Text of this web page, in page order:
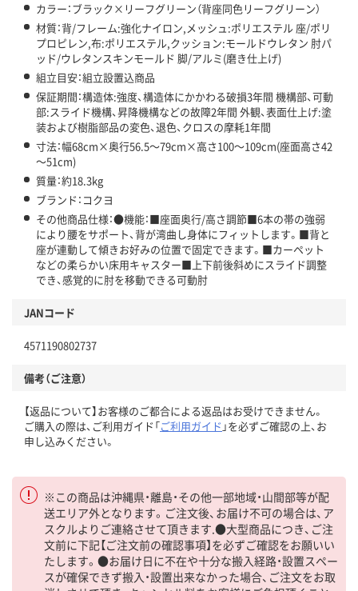
カラー：ブラック×リーフグリーン（背座同色リーフグリーン）
材質：背/フレーム:強化ナイロン,メッシュ:ポリエステル 座/ポリ
プロピレン,布:ポリエステル,クッション:モールドウレタン 肘パ
ッド/ウレタンスキンモールド 脚/アルミ(磨き仕上げ)
組立目安：組立設置込商品
保証期間：構造体:強度、構造体にかかわる破損3年間 機構部、可動
部:スライド機構、昇降機構などの故障2年間 外観、表面仕上げ:塗
装および樹脂部品の変色、退色、クロスの摩耗1年間
寸法：幅68cm×奥行56.5～79cm×高さ100～109cm(座面高さ42
～51cm)
質量：約18.3kg
ブランド：コクヨ
その他商品仕様：●機能：■座面奥行/高さ調節■6本の帯の強弱
により腰をサポート、背が湾曲し身体にフィットします。■背と
座が連動して傾きお好みの位置で固定できます。■カーペット
などの柔らかい床用キャスター■上下前後斜めにスライド調整
でき、感覚的に肘を移動できる可動肘
JANコード
4571190802737
備考（ご注意）
【返品について】お客様のご都合による返品はお受けできません。
ご購入の際は、ご利用ガイド「ご利用ガイド 」を必ずご確認の上、お
申し込みください。
※この商品は沖縄県・離島・その他一部地域・山間部等が配
送エリア外となります。ご注文後、お届け不可の場合は、ア
スクルよりご連絡させて頂きます.●大型商品につき、ご注
文前に下記【ご注文前の確認事項】を必ずご確認をお願いい
たします。●お届け日に不在や十分な搬入経路・設置スペー
スが確保できず搬入・設置出来なかった場合、ご注文をお取